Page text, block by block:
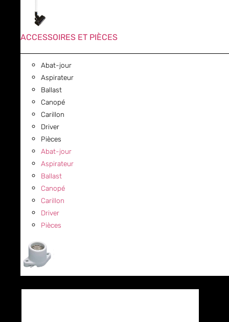
ACCESSOIRES ET PIÈCES
Abat-jour
Aspirateur
Ballast
Canopé
Carillon
Driver
Pièces
Abat-jour
Aspirateur
Ballast
Canopé
Carillon
Driver
Pièces